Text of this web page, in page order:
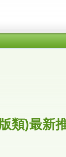
類)最新